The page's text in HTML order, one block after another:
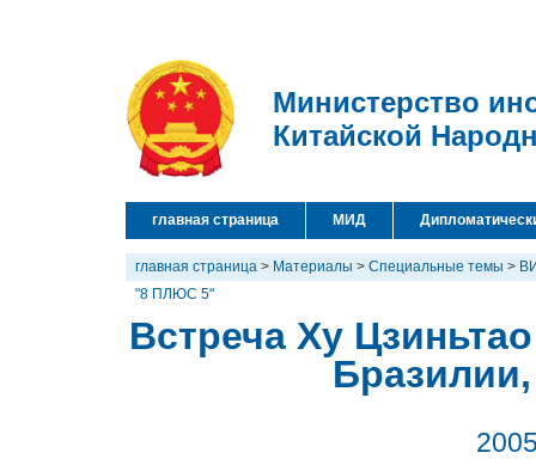
Министерство
Китайской
главная страница МИД
главная страница > Материалы > Специальные темы >
"8 ПЛЮС 5"
Встреча Ху